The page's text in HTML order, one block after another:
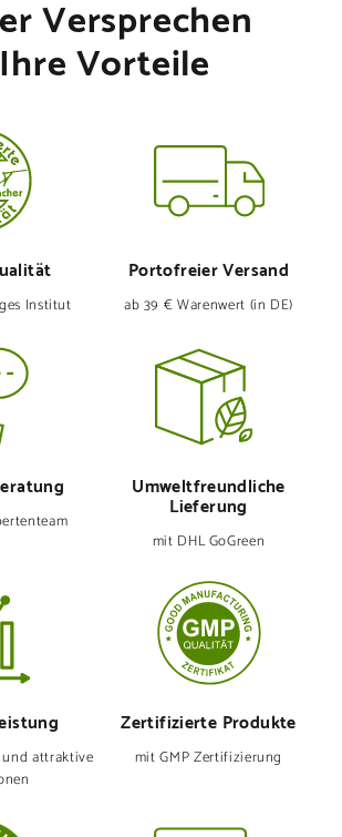
Versprechen
Vorteile
Institut
Portofreier Versand
ab 39 € Warenwert (in DE)
Umweltfreund­liche
Lieferung
mit DHL GoGreen
attraktive
Zertifizierte Produkte
mit GMP Zertifizierung